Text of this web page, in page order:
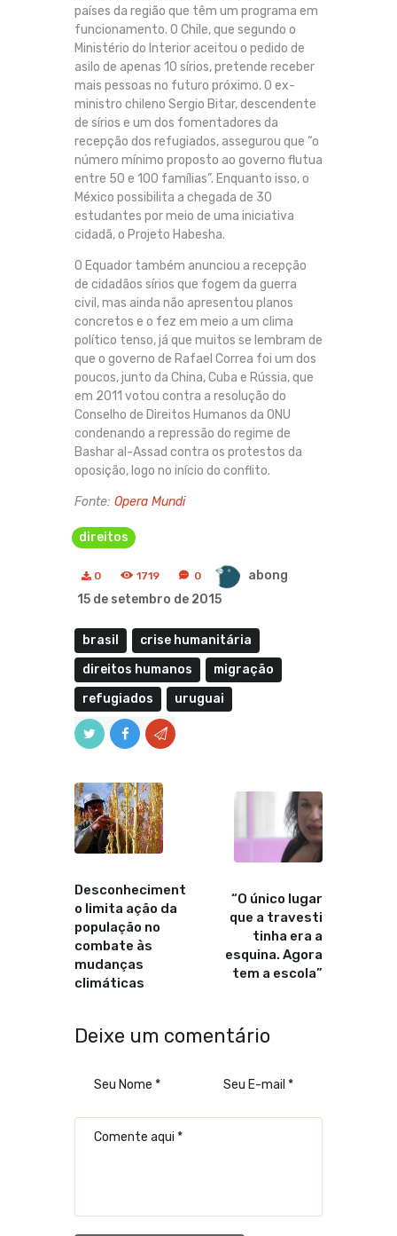
países da região que têm um programa em
funcionamento. O Chile, que segundo o
Ministério do Interior aceitou o pedido de
asilo de apenas 10 sírios, pretende receber
mais pessoas no futuro próximo. O ex-
ministro chileno Sergio Bitar, descendente
de sírios e um dos fomentadores da
recepção dos refugiados, assegurou que “o
número mínimo proposto ao governo flutua
entre 50 e 100 famílias”. Enquanto isso, o
México possibilita a chegada de 30
estudantes por meio de uma iniciativa
cidadã, o Projeto Habesha.
O Equador também anunciou a recepção
de cidadãos sírios que fogem da guerra
civil, mas ainda não apresentou planos
concretos e o fez em meio a um clima
político tenso, já que muitos se lembram de
que o governo de Rafael Correa foi um dos
poucos, junto da China, Cuba e Rússia, que
em 2011 votou contra a resolução do
Conselho de Direitos Humanos da ONU
condenando a repressão do regime de
Bashar al-Assad contra os protestos da
oposição, logo no início do conflito.
Fonte: Opera Mundi
direitos
0 1719 0
abong
15 de setembro de 2015
brasil
crise humanitária
direitos humanos
migração
refugiados
uruguai
Desconheciment
o limita ação da
população no
combate às
mudanças
climáticas
“O único lugar
que a travesti
tinha era a
esquina. Agora
tem a escola”
Deixe um comentário